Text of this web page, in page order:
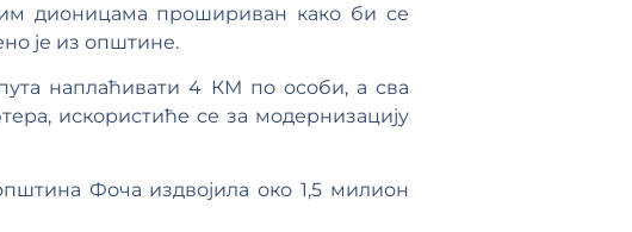
дионицама прошириван како би се
је из општине.
наплаћивати 4 КМ по особи, а сва
искористиће се за модернизацију
Фоча издвојила око 1,5 милион